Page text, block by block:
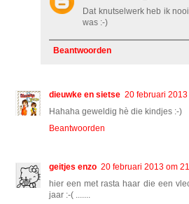
Dat knutselwerk heb ik
was :-)
Beantwoorden
dieuwke en sietse 20 februari 2013
Hahaha geweldig hè die kindjes :-)
Beantwoorden
geitjes enzo 20 februari 2013 om
hier een met rasta haar die een
jaar :-( .......